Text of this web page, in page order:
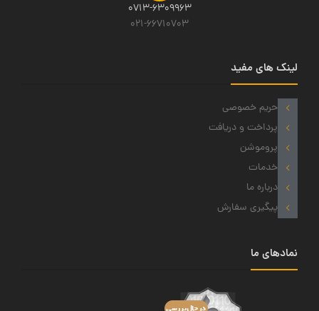
0713-6309963
021-66710703
لینک های مفید
حریم خصوصی
پرداخت و دریافت
پروموشن
خدمات
درباره ما
پیگیری سفارش
نمادهای ما